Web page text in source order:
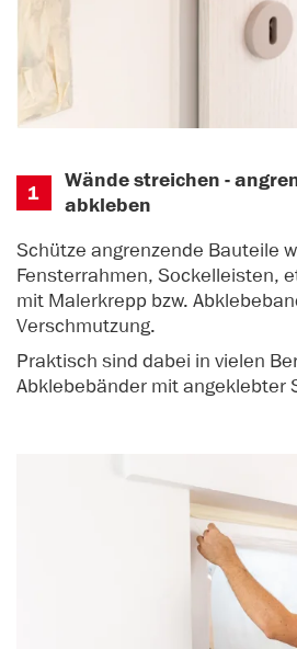
1
Wände streichen -
abkleben
Schütze angrenzende Bauteile
Fensterrahmen, Sockelleisten,
mit Malerkrepp bzw.
Verschmutzung.
Praktisch sind dabei in vielen
Abklebebänder mit angeklebter